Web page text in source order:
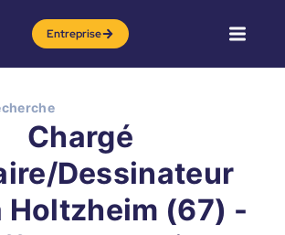
Entreprise
Chargé
Dessinateur
Holtzheim (67) -